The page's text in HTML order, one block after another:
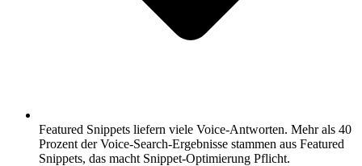
Featured Snippets liefern viele Voice-Antworten. Mehr als 40
Prozent der Voice-Search-Ergebnisse stammen aus Featured
Snippets, das macht Snippet-Optimierung Pflicht.